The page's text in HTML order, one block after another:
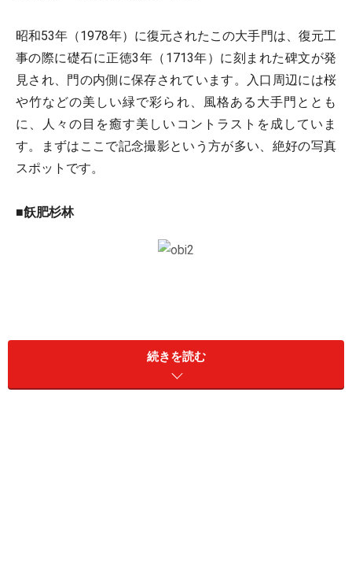
昭和53年（1978年）に復元されたこの大手門は、復元工
事の際に礎石に正徳3年（1713年）に刻まれた碑文が発
見され、門の内側に保存されています。入口周辺には桜
や竹などの美しい緑で彩られ、風格ある大手門ととも
に、人々の目を癒す美しいコントラストを成していま
す。まずはここで記念撮影という方が多い、絶好の写真
スポットです。
■飫肥杉林
続きを読む